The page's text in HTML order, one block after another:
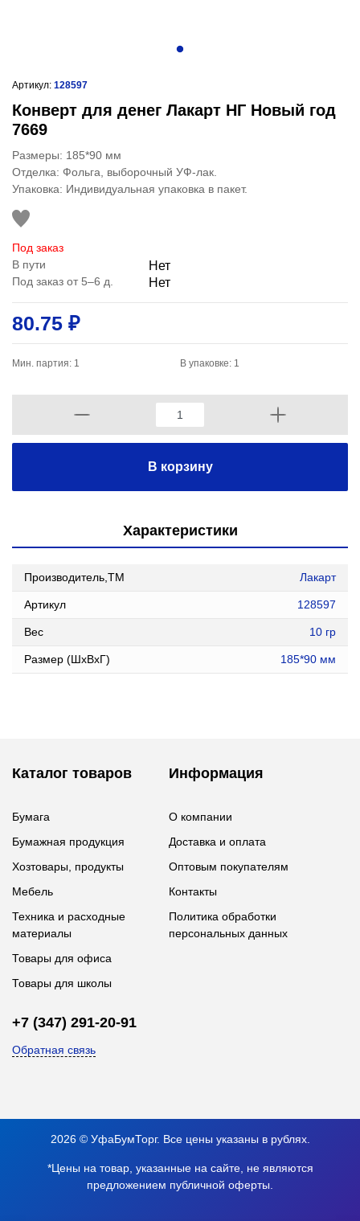
Артикул: 128597
Конверт для денег Лакарт НГ Новый год
7669
Размеры: 185*90 мм
Отделка: Фольга, выборочный УФ-лак.
Упаковка: Индивидуальная упаковка в пакет.
Под заказ
В пути
Нет
Под заказ от 5–6 д. Нет
80.75 ₽
Мин. партия: 1 В упаковке: 1
В корзину
Характеристики
Производитель,ТМ Лакарт
Артикул 128597
Вес 10 гр
Размер (ШxВxГ) 185*90 мм
Каталог товаров
Бумага
Бумажная продукция
Хозтовары, продукты
Мебель
Техника и расходные
материалы
Товары для офиса
Товары для школы
Информация
О компании
Доставка и оплата
Оптовым покупателям
Контакты
Политика обработки
персональных данных
+7 (347) 291-20-91
Обратная связь
2026 © УфаБумТорг. Все цены указаны в рублях.
*Цены на товар, указанные на сайте, не являются
предложением публичной оферты.